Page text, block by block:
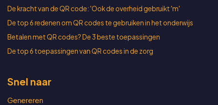
De kracht van de QR code: 'Ook de overheid gebruikt 'm'
De top 6 redenen om QR codes te gebruiken in het onderwijs
Betalen met QR codes? De 3 beste toepassingen
De top 6 toepassingen van QR codes in de zorg
Snel naar
Genereren